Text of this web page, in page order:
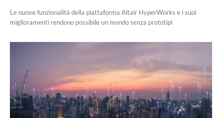
Le nuove funzionalità della piattaforma Altair HyperWorks e i suoi
miglioramenti rendono possibile un mondo senza prototipi